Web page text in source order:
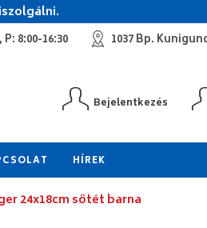
8:00-16:30 1037 Bp.
Bejelentkezés
HÍREK
24x18cm sötét barna